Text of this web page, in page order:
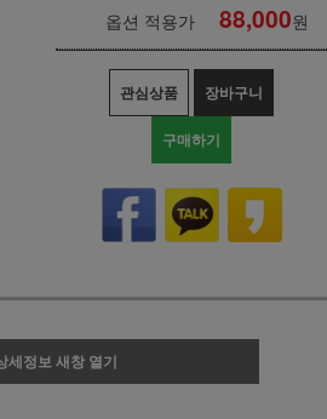
옵션 적용가 88,000원
관심상품 장바구니
구매하기
세정보 새창 열기